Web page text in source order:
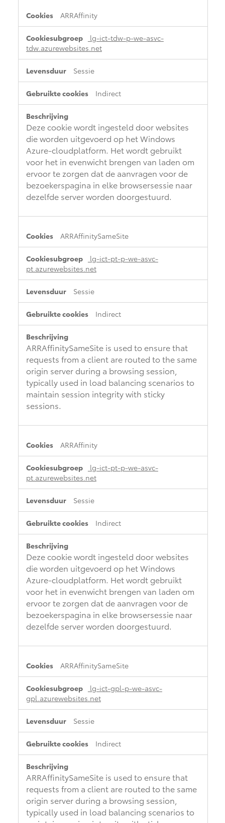
ARRAffinity
lg-ict-tdw-p-we-asvc-
tdw.azurewebsites.net
Sessie
Indirect
Deze cookie wordt ingesteld door websites
die worden uitgevoerd op het Windows
Azure-cloudplatform. Het wordt gebruikt
voor het in evenwicht brengen van laden om
ervoor te zorgen dat de aanvragen voor de
bezoekerspagina in elke browsersessie naar
dezelfde server worden doorgestuurd.
ARRAffinitySameSite
lg-ict-pt-p-we-asvc-
pt.azurewebsites.net
Sessie
Indirect
ARRAffinitySameSite is used to ensure that
requests from a client are routed to the same
origin server during a browsing session,
typically used in load balancing scenarios to
maintain session integrity with sticky
sessions.
ARRAffinity
lg-ict-pt-p-we-asvc-
pt.azurewebsites.net
Sessie
Indirect
Deze cookie wordt ingesteld door websites
die worden uitgevoerd op het Windows
Azure-cloudplatform. Het wordt gebruikt
voor het in evenwicht brengen van laden om
ervoor te zorgen dat de aanvragen voor de
bezoekerspagina in elke browsersessie naar
dezelfde server worden doorgestuurd.
ARRAffinitySameSite
lg-ict-gpl-p-we-asvc-
gpl.azurewebsites.net
Sessie
Indirect
ARRAffinitySameSite is used to ensure that
requests from a client are routed to the same
origin server during a browsing session,
typically used in load balancing scenarios to